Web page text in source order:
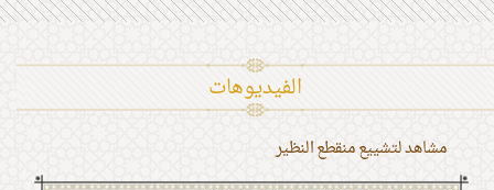
الفیدیوهات
مشاهد لتشييع منقطع النظير